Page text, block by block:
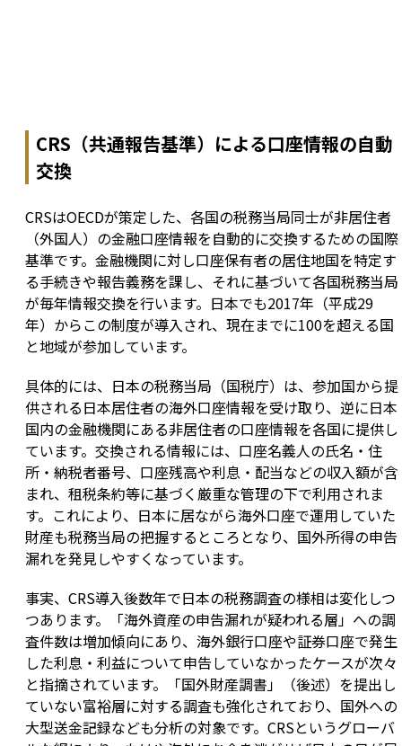
CRS（共通報告基準）による口座情報の自動
交換
CRSはOECDが策定した、各国の税務当局同士が非居住者
（外国人）の金融口座情報を自動的に交換するための国際
基準です。金融機関に対し口座保有者の居住地国を特定す
る手続きや報告義務を課し、それに基づいて各国税務当局
が毎年情報交換を行います。日本でも2017年（平成29
年）からこの制度が導入され、現在までに100を超える国
と地域が参加しています。
具体的には、日本の税務当局（国税庁）は、参加国から提
供される日本居住者の海外口座情報を受け取り、逆に日本
国内の金融機関にある非居住者の口座情報を各国に提供し
ています。交換される情報には、口座名義人の氏名・住
所・納税者番号、口座残高や利息・配当などの収入額が含
まれ、租税条約等に基づく厳重な管理の下で利用されま
す。これにより、日本に居ながら海外口座で運用していた
財産も税務当局の把握するところとなり、国外所得の申告
漏れを発見しやすくなっています。
事実、CRS導入後数年で日本の税務調査の様相は変化しつ
つあります。「海外資産の申告漏れが疑われる層」への調
査件数は増加傾向にあり、海外銀行口座や証券口座で発生
した利息・利益について申告していなかったケースが次々
と指摘されています。「国外財産調書」（後述）を提出し
ていない富裕層に対する調査も強化されており、国外への
大型送金記録なども分析の対象です。CRSというグローバ